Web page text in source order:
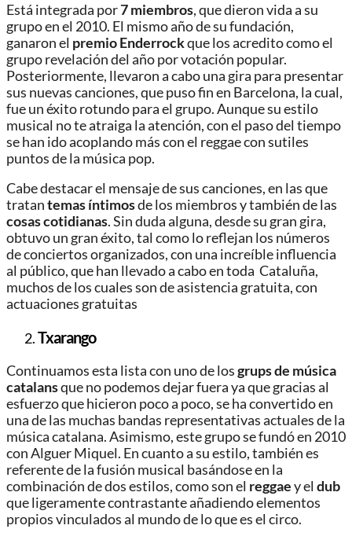
Está integrada por7 miembros, que dieron vida a su
grupo en el 2010. El mismo año de su fundación,
ganaron el premioEnderrockque los acredito como el
grupo revelación del año por votación popular.
Posteriormente, llevaron a cabo una gira para presentar
sus nuevas canciones, que puso fin en Barcelona, la cual,
fue un éxito rotundo para el grupo. Aunque su estilo
musical no te atraiga la atención, con el paso del tiempo
se han ido acoplando más con el reggae con sutiles
puntos de la música pop.
Cabe destacar el mensaje de sus canciones, en las que
tratantemasíntimosde los miembros y también de las
cosascotidianas. Sin duda alguna, desde su gran gira,
obtuvo un gran éxito, tal como lo reflejan los números
de conciertos organizados, con una increíble influencia
al público, que han llevado a cabo en toda Cataluña,
muchos de los cuales son de asistencia gratuita, con
actuaciones gratuitas
Txarango
Continuamos esta lista con uno de losgrups de música
catalansque no podemos dejar fuera ya que gracias al
esfuerzo que hicieron poco a poco, se ha convertido en
una de las muchas bandas representativas actuales de la
música catalana. Asimismo, este grupo se fundó en 2010
con Alguer Miquel. En cuanto a su estilo, también es
referente de la fusión musical basándose en la
combinación de dos estilos, como son el reggaey el dub
que ligeramente contrastante añadiendo elementos
propios vinculados al mundo de lo que es el circo.